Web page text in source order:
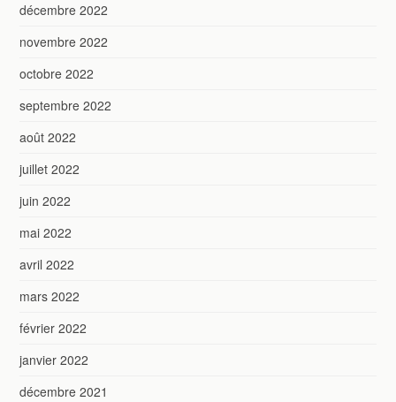
décembre 2022
novembre 2022
octobre 2022
septembre 2022
août 2022
juillet 2022
juin 2022
mai 2022
avril 2022
mars 2022
février 2022
janvier 2022
décembre 2021